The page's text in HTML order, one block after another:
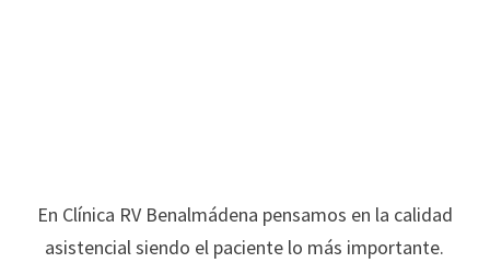
En Clínica RV Benalmádena pensamos en la calidad
asistencial siendo el paciente lo más importante.